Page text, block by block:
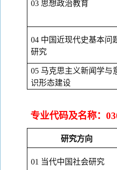
03 思想政治教育
04 中国近现代史基本问
研究
05 马克思主义新闻学与
识形态建设
专业代码及名称：
研究方向
01 当代中国社会研究